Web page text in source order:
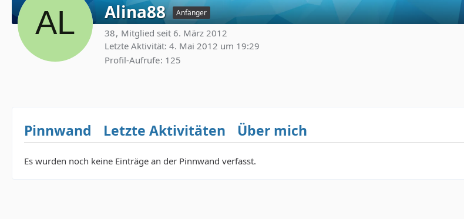
Alina88 Anfänger
38 Mitglied seit 6. März 2012
Letzte Aktivität: 4. Mai 2012 um 19:29
Profil-Aufrufe 125
Pinnwand Letzte Aktivitäten Über mich
Es wurden noch keine Einträge an der Pinnwand verfasst.